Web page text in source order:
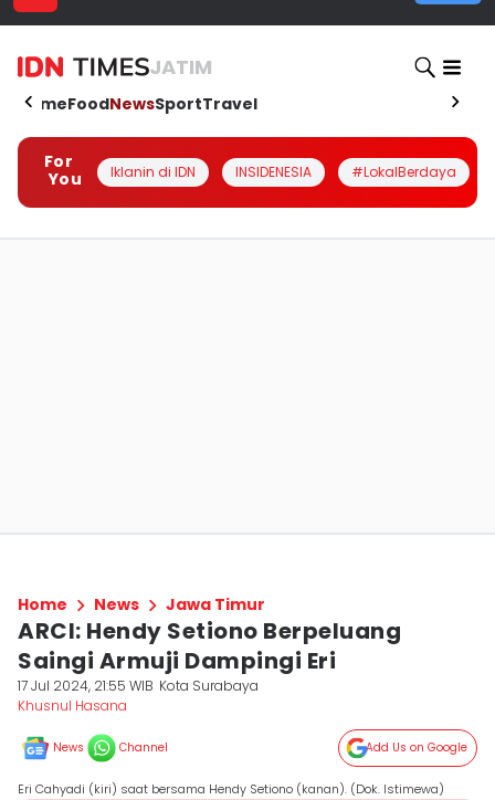
JATIM
HomeFoodNewsSportTravel
For
You
Iklanin di IDN INSIDENESIA #LokalBerdaya
Home News Jawa Timur
ARCI: Hendy Setiono Berpeluang
Saingi Armuji Dampingi Eri
17 Jul 2024, 21:55 WIB Kota Surabaya
Khusnul Hasana
News Channel Add Us on Google
Eri Cahyadi (kiri) saat bersama Hendy Setiono (kanan). (Dok. Istimewa)